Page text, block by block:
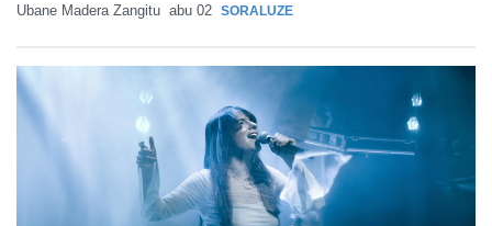
Ubane Madera Zangitu abu 02 SORALUZE